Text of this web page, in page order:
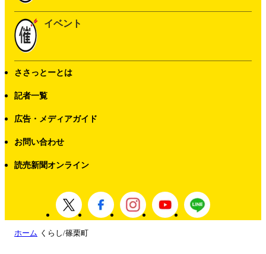
イベント
ささっとーとは
記者一覧
広告・メディアガイド
お問い合わせ
読売新聞オンライン
ホーム くらし/篠栗町